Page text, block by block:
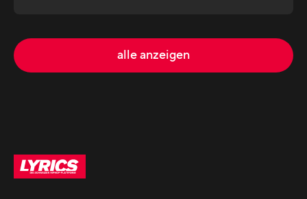
alle anzeigen